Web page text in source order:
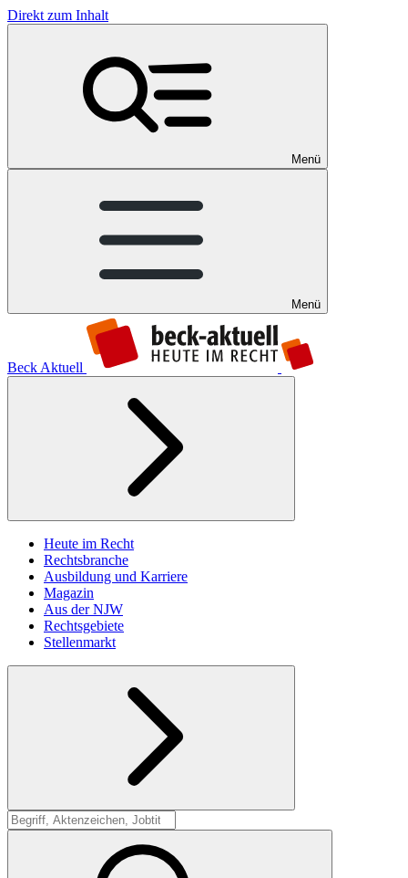
Direkt zum Inhalt
Menü
Menü
Beck Aktuell
Heute im Recht
Rechtsbranche
Ausbildung und Karriere
Magazin
Aus der NJW
Rechtsgebiete
Stellenmarkt
Suche